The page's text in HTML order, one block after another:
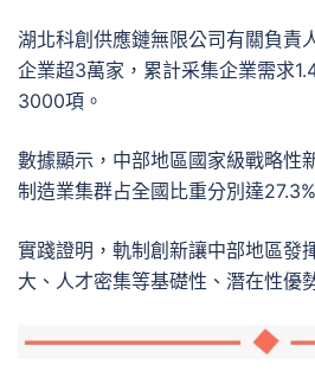
湖北科創供應鏈無限公司有關負責
企業超3萬家，累計采集企業需求
3000項。
數據顯示，中部地區國家級戰略性
制造業集群占全國比重分別達27.3%
實踐證明，軌制創新讓中部地區發
大、人才密集等基礎性、潛在性優